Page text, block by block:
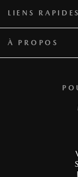
LIENS RAPIDES
À PROPOS